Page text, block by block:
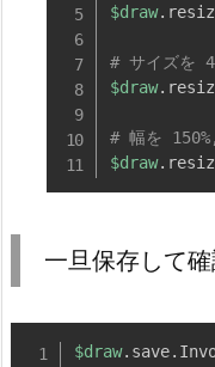
$draw.
# サイズを
$draw.
# 幅を
$draw.
一旦保存して
$draw. save.